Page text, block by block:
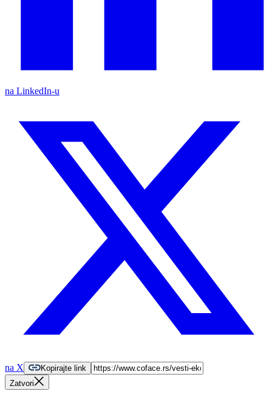
na LinkedIn-u
na X
Kopirajte link
Zatvori